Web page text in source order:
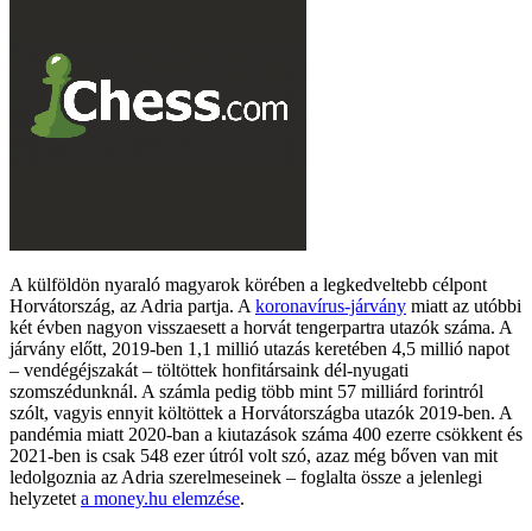
A külföldön nyaraló magyarok körében a legkedveltebb célpont
Horvátország, az Adria partja. A koronavírus-járvány miatt az utóbbi
két évben nagyon visszaesett a horvát tengerpartra utazók száma. A
járvány előtt, 2019-ben 1,1 millió utazás keretében 4,5 millió napot
– vendégéjszakát – töltöttek honfitársaink dél-nyugati
szomszédunknál. A számla pedig több mint 57 milliárd forintról
szólt, vagyis ennyit költöttek a Horvátországba utazók 2019-ben. A
pandémia miatt 2020-ban a kiutazások száma 400 ezerre csökkent és
2021-ben is csak 548 ezer útról volt szó, azaz még bőven van mit
ledolgoznia az Adria szerelmeseinek – foglalta össze a jelenlegi
helyzetet a money.hu elemzése.